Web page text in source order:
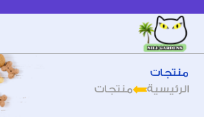
منتجات
الرئيسية
منتجات